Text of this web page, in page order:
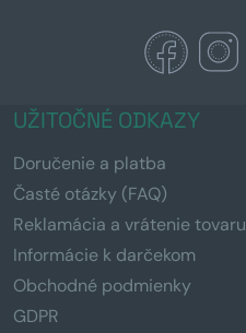
UŽITOČNÉ ODKAZY
Doručenie a platba
Časté otázky (FAQ)
Reklamácia a vrátenie tovaru
Informácie k darčekom
Obchodné podmienky
GDPR